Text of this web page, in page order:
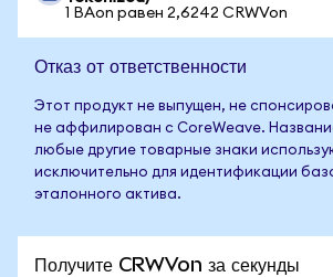
1 BAon равен 2,6242 CRWVon
Отказ от ответственности
Этот продукт не выпущен, не
не аффилирован с CoreWeave.
любые другие товарные знаки
исключительно для идентификации
эталонного актива.
Получите CRWVon за секунды